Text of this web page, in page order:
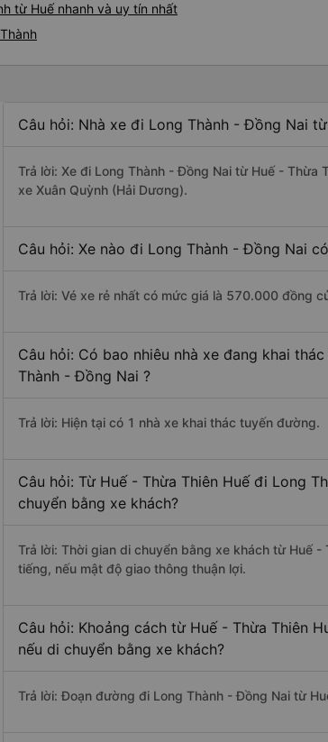
từ Huế nhanh và uy tín nhất
Câu hỏi: Nhà xe đi Long Thành - Đồng Nai
Trả lời: Xe đi Long Thành - Đồng Nai từ Huế -
xe Xuân Quỳnh (Hải Dương).
Câu hỏi: Xe nào đi Long Thành - Đồng Nai
Trả lời: Vé xe rẻ nhất có mức giá là 570.000 đồng
Câu hỏi: Có bao nhiêu nhà xe đang khai
Thành - Đồng Nai ?
Trả lời: Hiện tại có 1 nhà xe khai thác tuyến đường.
Câu hỏi: Từ Huế - Thừa Thiên Huế đi Long
chuyển bằng xe khách?
Trả lời: Thời gian di chuyển bằng xe khách từ Huế
tiếng, nếu mật độ giao thông thuận lợi.
Câu hỏi: Khoảng cách từ Huế - Thừa Thiên
nếu di chuyển bằng xe khách?
Trả lời: Đoạn đường đi Long Thành - Đồng Nai từ